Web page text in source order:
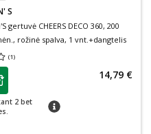
S
gertuvė CHEERS DECO 360, 200
rožinė spalva, 1 vnt.+dangtelis
(1) 2.00
klubo narių nuolaida
2 bet
patarimas
14,79 €